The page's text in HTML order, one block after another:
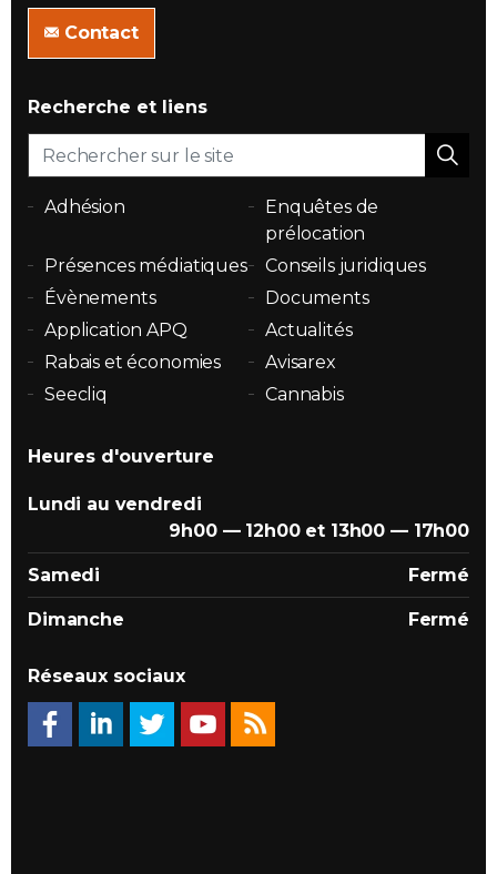
Contact
Recherche et liens
Adhésion
Enquêtes de
prélocation
Présences médiatiques
Conseils juridiques
Évènements
Documents
Application APQ
Actualités
Rabais et économies
Avisarex
Seecliq
Cannabis
Heures d'ouverture
Lundi au vendredi
9h00 — 12h00 et 13h00 — 17h00
Samedi Fermé
Dimanche Fermé
Réseaux sociaux